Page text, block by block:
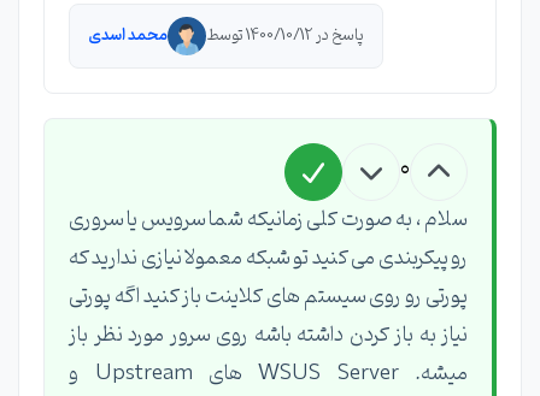
پاسخ در 1400/10/12 توسط محمد اسدی
0
سلام ، به صورت کلی زمانیکه شما سرویس یا سروری
رو پیکربندی می کنید تو شبکه معمولا نیازی ندارید که
پورتی رو روی سیستم های کلاینت باز کنید اگه پورتی
نیاز به باز کردن داشته باشه روی سرور مورد نظر باز
میشه. WSUS Server های Upstream و